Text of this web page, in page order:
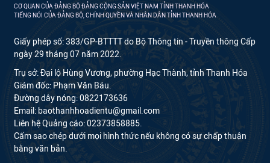
CƠ QUAN CỦA ĐẢNG BỘ ĐẢNG CỘNG SẢN VIỆT NAM TỈNH THANH HÓA
TIẾNG NÓI CỦA ĐẢNG BỘ, CHÍNH QUYỀN VÀ NHÂN DÂN TỈNH THANH HÓA
Giấy phép số: 383/GP-BTTTT do Bộ Thông tin - Truyền thông Cấp
ngày 29 tháng 07 năm 2022.
Trụ sở: Đại lộ Hùng Vương, phường Hạc Thành, tỉnh Thanh Hóa
Giám đốc: Phạm Văn Báu.
Đường dây nóng: 0822173636
Email: baothanhhoadientu@gmail.com
Liên hệ Quảng cáo: 02373858885.
Cấm sao chép dưới mọi hình thức nếu không có sự chấp thuận
bằng văn bản.